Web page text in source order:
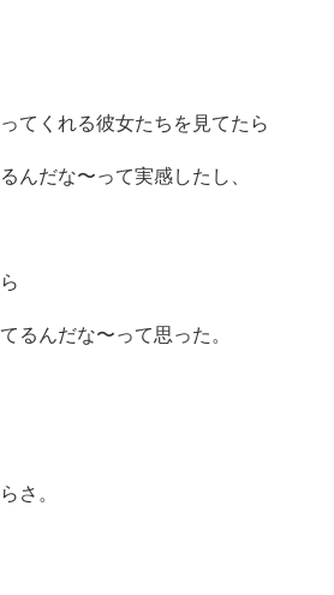
てくれる彼女たちを見てたら
んだな〜って実感したし、
るんだな〜って思った。
さ。